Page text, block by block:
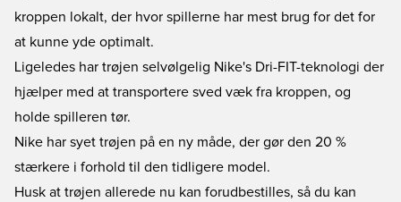
kroppen lokalt, der hvor spillerne har mest brug for det for
at kunne yde optimalt.
Ligeledes har trøjen selvølgelig Nike's Dri-FIT-teknologi der
hjælper med at transportere sved væk fra kroppen, og
holde spilleren tør.
Nike har syet trøjen på en ny måde, der gør den 20 %
stærkere i forhold til den tidligere model.
Husk at trøjen allerede nu kan forudbestilles, så du kan